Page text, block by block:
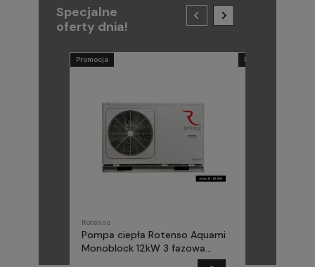
Specjalne
oferty dnia!
Rotenso
Pompa ciepła Rotenso Aquami
Monoblock 12kW 3 fazowa
Promocja Promocja